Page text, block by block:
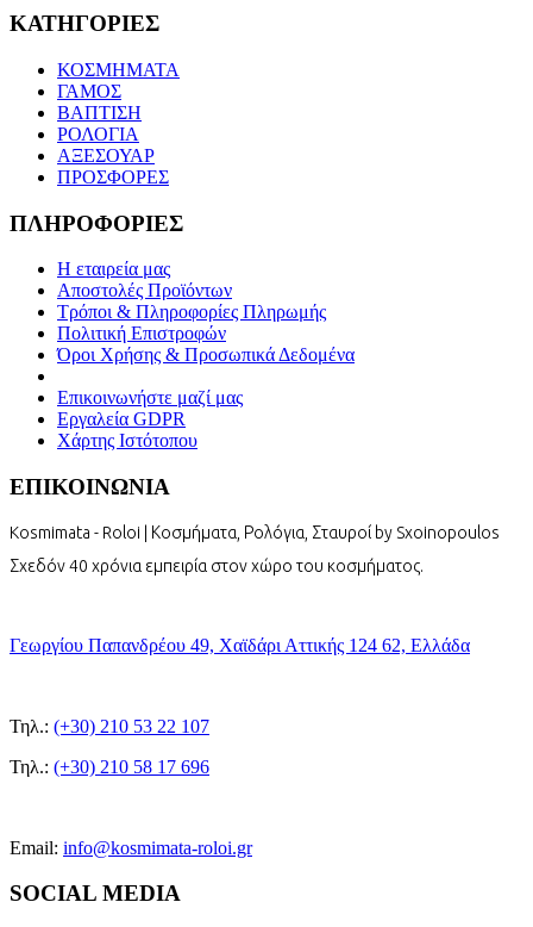
ΚΑΤΗΓΟΡΙΕΣ
ΚΟΣΜΗΜΑΤΑ
ΓΑΜΟΣ
ΒΑΠΤΙΣΗ
ΡΟΛΟΓΙΑ
ΑΞΕΣΟΥΑΡ
ΠΡΟΣΦΟΡΕΣ
ΠΛΗΡΟΦΟΡΙΕΣ
Η εταιρεία μας
Αποστολές Προϊόντων
Τρόποι & Πληροφορίες Πληρωμής
Πολιτική Επιστροφών
Όροι Χρήσης & Προσωπικά Δεδομένα
Επικοινωνήστε μαζί μας
Εργαλεία GDPR
Χάρτης Ιστότοπου
ΕΠΙΚΟΙΝΩΝΙΑ
Kosmimata - Roloi | Κοσμήματα, Ρολόγια, Σταυροί by Sxoinopoulos
Σχεδόν 40 χρόνια εμπειρία στον χώρο του κοσμήματος.
Γεωργίου Παπανδρέου 49, Χαϊδάρι Αττικής 124 62, Ελλάδα
Τηλ.: (+30) 210 53 22 107
Τηλ.: (+30) 210 58 17 696
Email: info@kosmimata-roloi.gr
SOCIAL MEDIA